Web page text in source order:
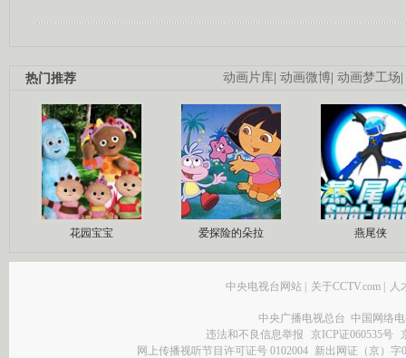
动画片库| 动画微博| 动画梦工场|
热门推荐
花园宝宝 爱探险的朵拉 燕尾侠
中央电视台网站 | 关于CCTV.com | 人
中央广播电视总台 中国网络
违法和不良信息举报
京ICP证060535号
网上传播视听节目许可证号 0102004 新出网证（京）